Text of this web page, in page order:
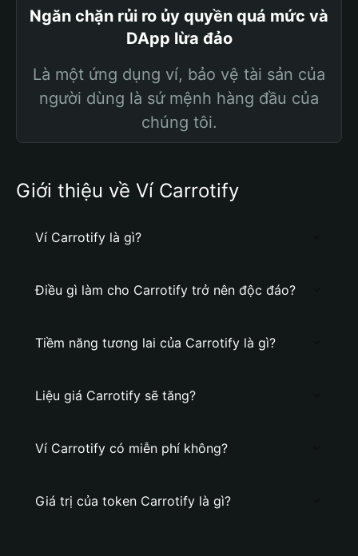
Ngăn chặn rủi ro ủy quyền quá mức và
DApp lừa đảo
Là một ứng dụng ví, bảo vệ tài sản của
người dùng là sứ mệnh hàng đầu của
chúng tôi.
Giới thiệu về Ví Carrotify
Ví Carrotify là gì?
Điều gì làm cho Carrotify trở nên độc đáo?
Tiềm năng tương lai của Carrotify là gì?
Liệu giá Carrotify sẽ tăng?
Ví Carrotify có miễn phí không?
Giá trị của token Carrotify là gì?